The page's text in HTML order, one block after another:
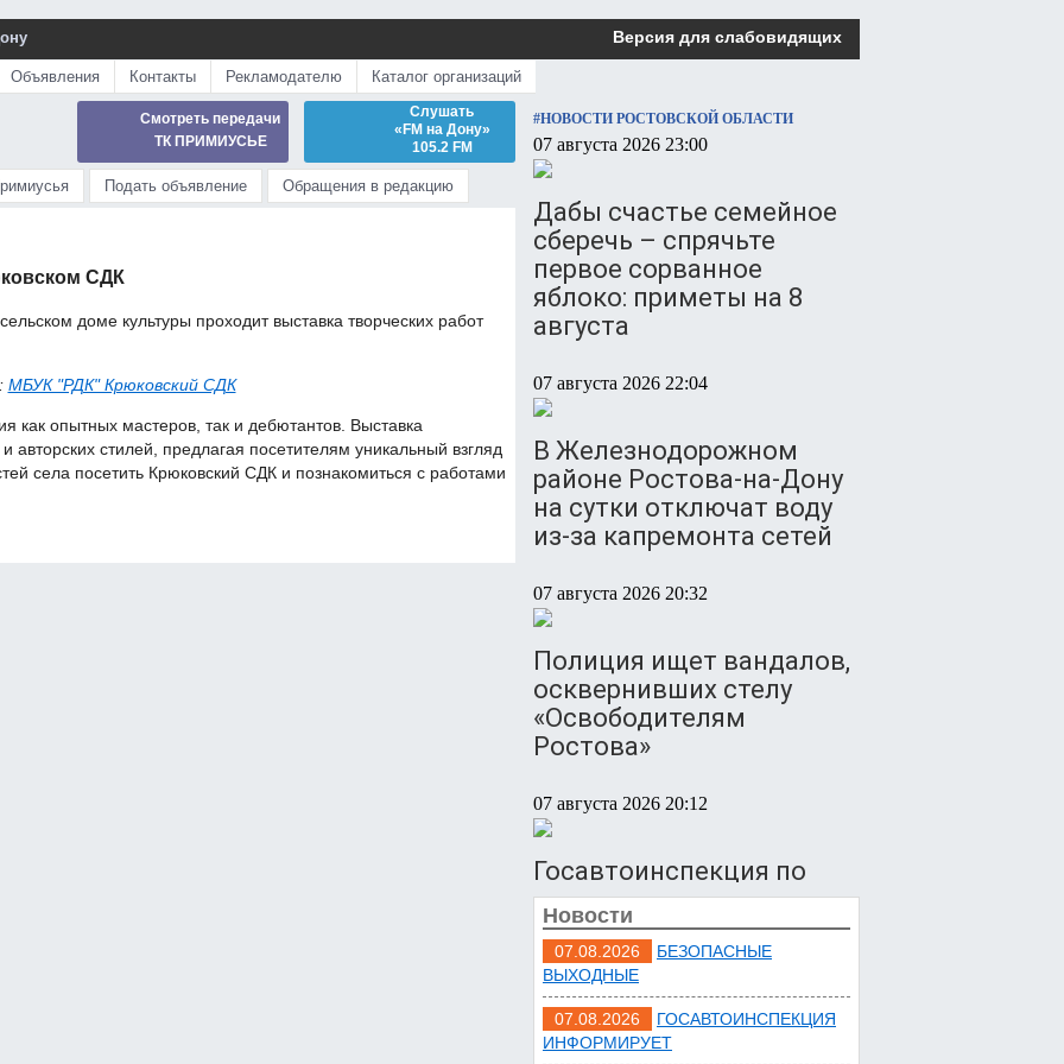
Версия для слабовидящих
Объявления Контакты Рекламодателю Каталог организаций
Слушать
«FM на Дону»
105.2 FM
Смотреть передачи
ТК ПРИМИУСЬЕ
Подать объявление Обращения в редакцию
СДК
доме культуры проходит выставка творческих работ
МБУК "РДК" Крюковский СДК
как опытных мастеров, так и дебютантов. Выставка
авторских стилей, предлагая посетителям уникальный взгляд
села посетить Крюковский СДК и познакомиться с работами
#НОВОСТИ РОСТОВСКОЙ ОБЛАСТИ
07 августа 2026 23:00
Дабы счастье семейное
сберечь – спрячьте
первое сорванное
яблоко: приметы на 8
августа
07 августа 2026 22:04
В Железнодорожном
районе Ростова-на-Дону
на сутки отключат воду
из-за капремонта сетей
07 августа 2026 20:32
Полиция ищет вандалов,
осквернивших стелу
«Освободителям
Ростова»
07 августа 2026 20:12
Госавтоинспекция по
Ростовской области
призвала водителей быть
осторожными из-за
ухудшения погоды
07 августа 2026 19:39
Новости
07.08.2026
БЕЗОПАСНЫЕ
ВЫХОДНЫЕ
07.08.2026
ГОСАВТОИНСПЕКЦИЯ
ИНФОРМИРУЕТ